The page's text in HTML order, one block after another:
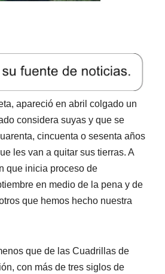
apareció en abril colgado un
considera suyas y que se
cincuenta o sesenta años
les van a quitar sus tierras. A
que inicia proceso de
en medio de la pena y de
que hemos hecho nuestra
que de las Cuadrillas de
con más de tres siglos de